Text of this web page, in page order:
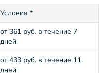
Условия *
от 361 руб. в течение 7
дней
от 433 руб. в течение 11
дней